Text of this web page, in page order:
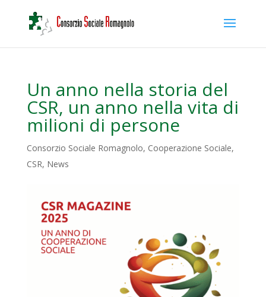
Un anno nella storia del
CSR, un anno nella vita di
milioni di persone
Consorzio Sociale Romagnolo, Cooperazione Sociale,
CSR, News